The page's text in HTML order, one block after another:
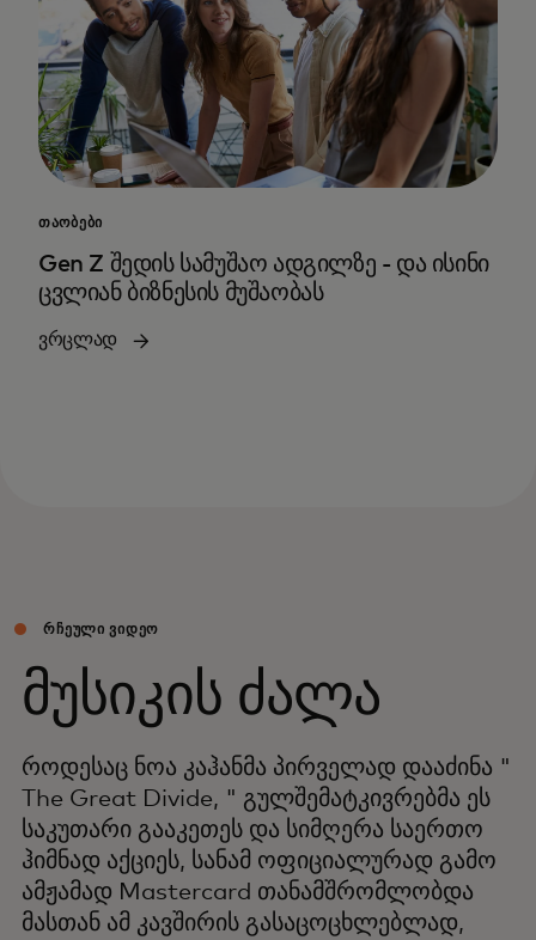
ᲗᲐᲝᲑᲔᲑᲘ
Gen Z შედის სამუშაო ადგილზე - და ისინი
ცვლიან ბიზნესის მუშაობას
ვრცლად
ᲠᲩᲔᲣᲚᲘ ᲕᲘᲓᲔᲝ
მუსიკის ძალა
როდესაც ნოა კაჰანმა პირველად დააძინა "
The Great Divide, " გულშემატკივრებმა ეს
საკუთარი გააკეთეს და სიმღერა საერთო
ჰიმნად აქციეს, სანამ ოფიციალურად გამო
ამჟამად Mastercard თანამშრომლობდა
მასთან ამ კავშირის გასაცოცხლებლად,